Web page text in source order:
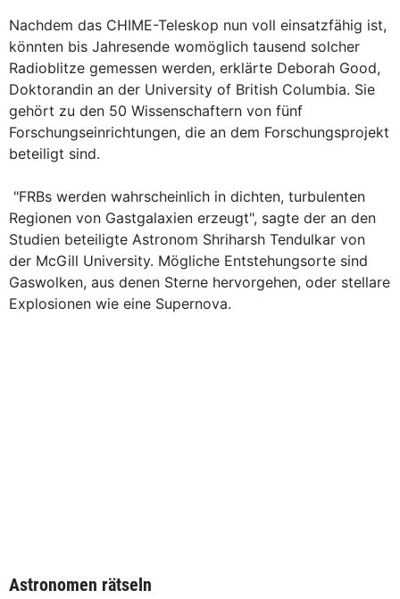
Nachdem das CHIME-Teleskop nun voll einsatzfähig ist,
könnten bis Jahresende womöglich tausend solcher
Radioblitze gemessen werden, erklärte Deborah Good,
Doktorandin an der University of British Columbia. Sie
gehört zu den 50 Wissenschaftern von fünf
Forschungseinrichtungen, die an dem Forschungsprojekt
beteiligt sind.
"FRBs werden wahrscheinlich in dichten, turbulenten
Regionen von Gastgalaxien erzeugt", sagte der an den
Studien beteiligte Astronom Shriharsh Tendulkar von
der McGill University. Mögliche Entstehungsorte sind
Gaswolken, aus denen Sterne hervorgehen, oder stellare
Explosionen wie eine Supernova.
Astronomen rätseln